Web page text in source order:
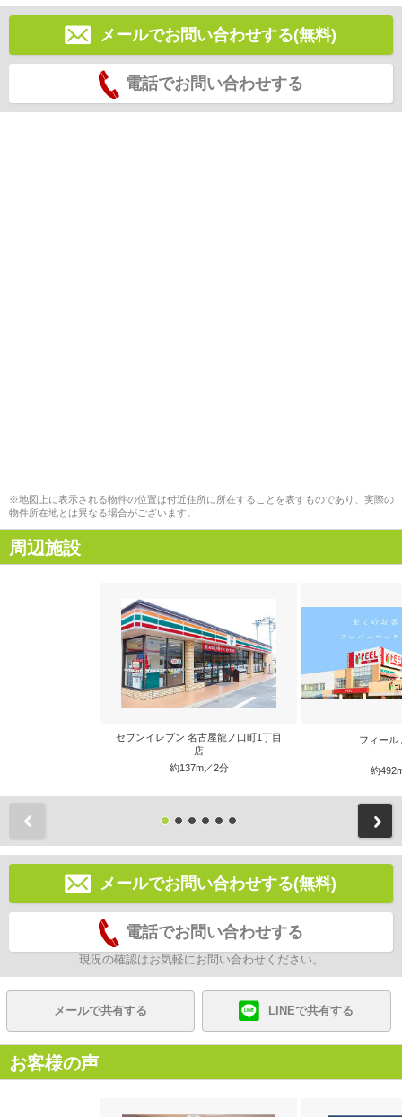
メールでお問い合わせする(無料)
電話でお問い合わせする
※地図上に表示される物件の位置は付近住所に所在することを表すものであり、実際の
物件所在地とは異なる場合がございます。
周辺施設
セブンイレブン 名古屋龍ノ口町1丁目
店
約137m／2分
フィール
約
メールでお問い合わせする(無料)
電話でお問い合わせする
現況の確認はお気軽にお問い合わせください。
メールで共有する LINEで共有する
お客様の声